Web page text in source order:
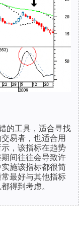
的工具，适合寻找
易者，也适合用
，该指标在趋势
间往往会导致许
施该指标都很简
最好与其他指标
得到考虑。